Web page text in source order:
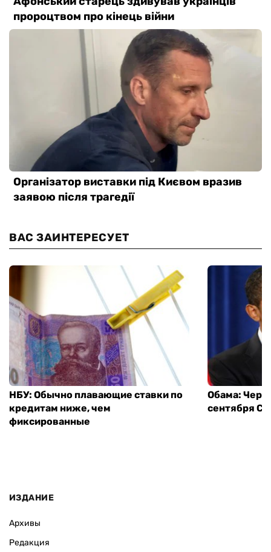
ВАС ЗАИНТЕРЕСУЕТ
НБУ: Обычно плавающие ставки по
кредитам ниже, чем
фиксированные
Обама:
сентября
ИЗДАНИЕ
Архивы
Редакция